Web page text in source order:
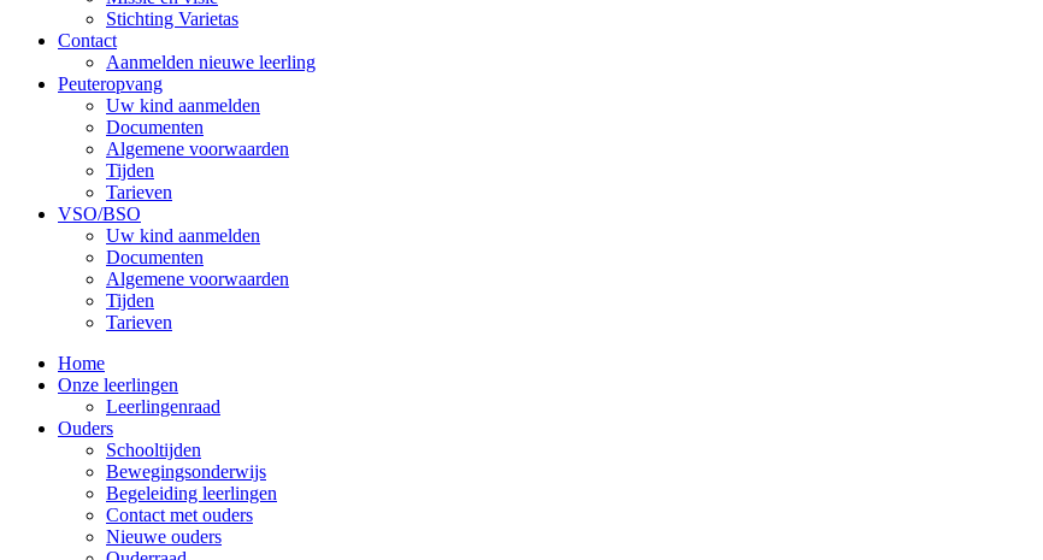
Stichting Varietas
Contact
Aanmelden nieuwe leerling
Peuteropvang
Uw kind aanmelden
Documenten
Algemene voorwaarden
Tijden
Tarieven
VSO/BSO
Uw kind aanmelden
Documenten
Algemene voorwaarden
Tijden
Tarieven
Home
Onze leerlingen
Leerlingenraad
Ouders
Schooltijden
Bewegingsonderwijs
Begeleiding leerlingen
Contact met ouders
Nieuwe ouders